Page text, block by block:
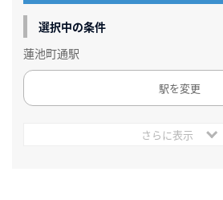
選択中の条件
蓮池町通駅
駅を変更
さらに表示